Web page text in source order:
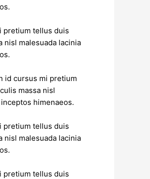
pretium tellus duis
nisl malesuada lacinia
id cursus mi pretium
massa nisl
himenaeos.
pretium tellus duis
nisl malesuada lacinia
pretium tellus duis